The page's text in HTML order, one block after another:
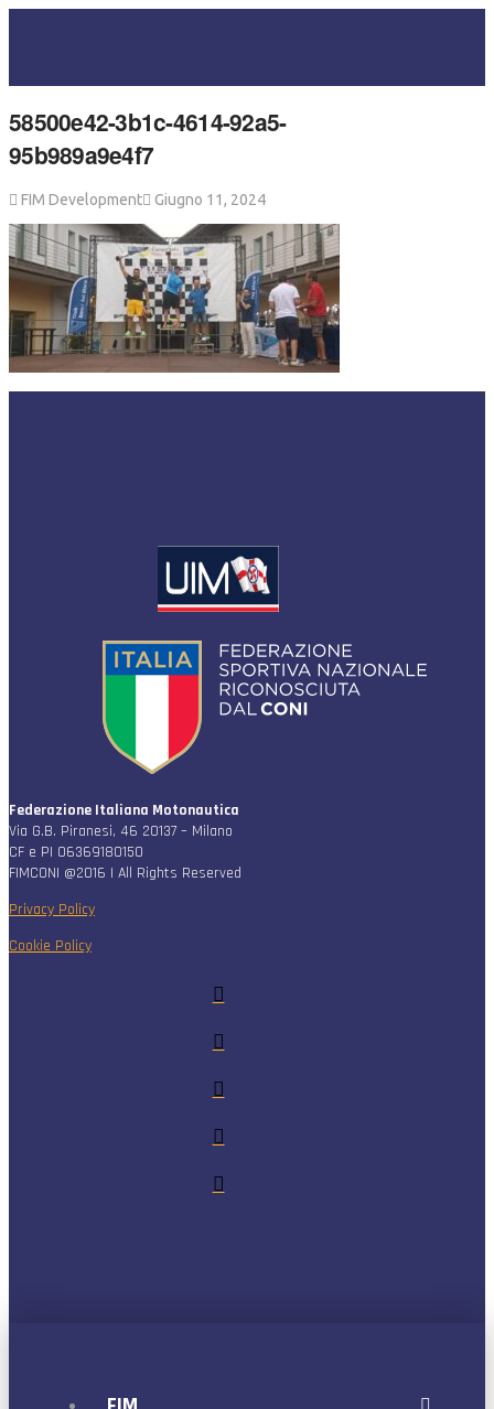
58500e42-3b1c-4614-92a5-
95b989a9e4f7
FIM Development Giugno 11, 2024
Federazione Italiana Motonautica
Via G.B. Piranesi, 46 20137 – Milano
CF e PI 06369180150
FIMCONI @2016 | All Rights Reserved
Privacy Policy
Cookie Policy